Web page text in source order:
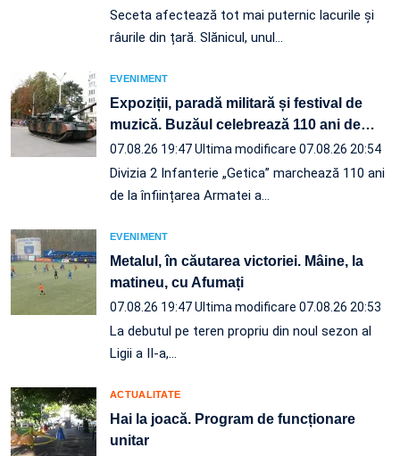
Seceta afectează tot mai puternic lacurile și
râurile din țară. Slănicul, unul…
EVENIMENT
Expoziții, paradă militară și festival de
muzică. Buzăul celebrează 110 ani de…
07.08.26 19:47Ultima modificare 07.08.26 20:54
Divizia 2 Infanterie „Getica” marchează 110 ani
de la înființarea Armatei a…
EVENIMENT
Metalul, în căutarea victoriei. Mâine, la
matineu, cu Afumați
07.08.26 19:47Ultima modificare 07.08.26 20:53
La debutul pe teren propriu din noul sezon al
Ligii a II-a,…
ACTUALITATE
Hai la joacă. Program de funcționare
unitar